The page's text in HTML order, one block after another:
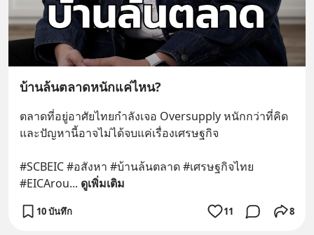
บ้านล้นตลาดหนักแค่ไหน?
ตลาดที่อยู่อาศัยไทยกำลังเจอ Oversupply หนักกว่าที่คิด
และปัญหานี้อาจไม่ได้จบแค่เรื่องเศรษฐกิจ
#SCBEIC #อสังหา #บ้านล้นตลาด #เศรษฐกิจไทย
#EICArou... ดูเพิ่มเติม
10 บันทึก 11 8